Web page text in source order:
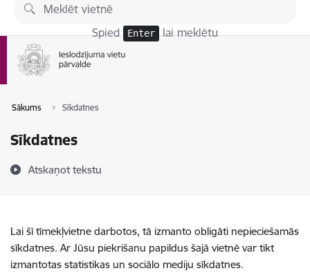
Pāriet uz lapas saturu
Spied Enter lai meklētu
Sākums Sīkdatnes
Sīkdatnes
Atskaņot tekstu
Lai šī tīmekļvietne darbotos, tā izmanto obligāti nepieciešamās
sīkdatnes. Ar Jūsu piekrišanu papildus šajā vietnē var tikt
izmantotas statistikas un sociālo mediju sīkdatnes.